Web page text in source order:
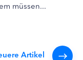
müssen...
Artikel